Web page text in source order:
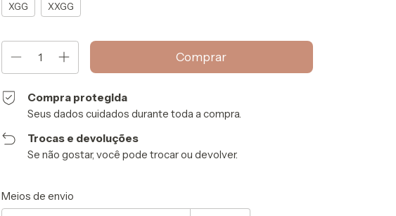
XGG XXGG
Compra protegida
Seus dados cuidados durante toda a compra.
Trocas e devoluções
Se não gostar, você pode trocar ou devolver.
Entregas para o CEP:
Meios de envio